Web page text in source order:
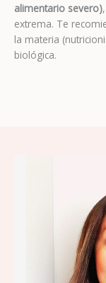
alimentario severo)
extrema. Te
la materia
biológica.